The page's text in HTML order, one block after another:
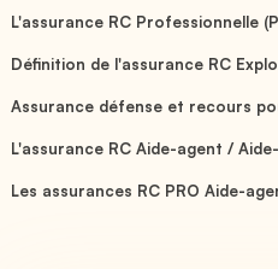
L'assurance RC Professionnelle
Définition de l'assurance RC
Assurance défense et recours
L'assurance RC Aide-agent /
Les assurances RC PRO Aide-